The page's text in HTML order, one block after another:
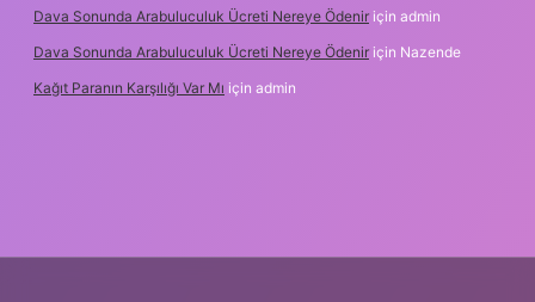
Dava Sonunda Arabuluculuk Ücreti Nereye Ödenir için admin
Dava Sonunda Arabuluculuk Ücreti Nereye Ödenir için Nazende
Kağıt Paranın Karşılığı Var Mı için admin